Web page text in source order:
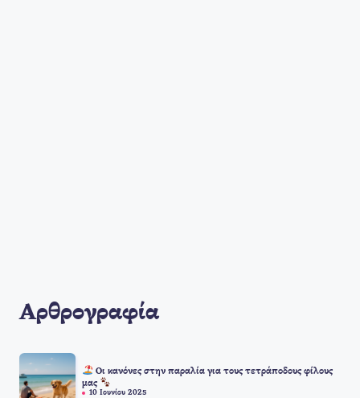
Αρθρογραφία
Οι κανόνες στην παραλία για τους τετράποδους φίλους
μας
10 Ιουνίου 2025